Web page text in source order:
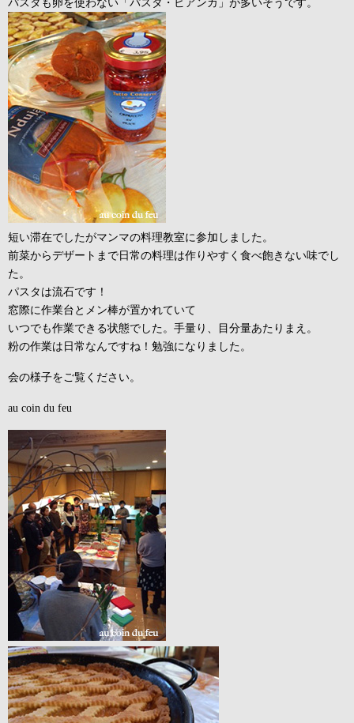
短い滞在でしたがマンマの料理教室に参加しました。
前菜からデザートまで日常の料理は作りやすく食べ飽きない味でし
た。
パスタは流石です！
窓際に作業台とメン棒が置かれていて
いつでも作業できる状態でした。手量り、目分量あたりまえ。
粉の作業は日常なんですね！勉強になりました。
会の様子をご覧ください。
au coin du feu